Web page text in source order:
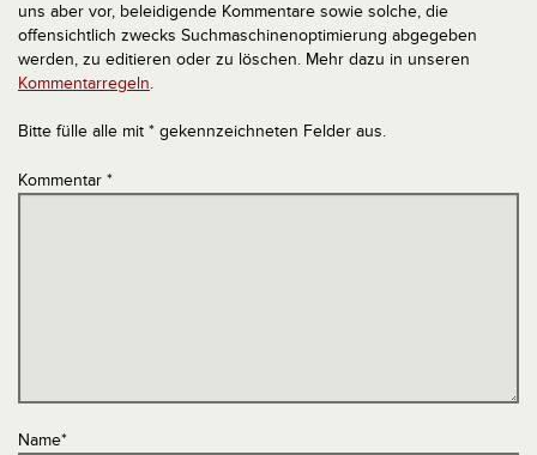
uns aber vor, beleidigende Kommentare sowie solche, die
offensichtlich zwecks Suchmaschinenoptimierung abgegeben
werden, zu editieren oder zu löschen. Mehr dazu in unseren
Kommentarregeln.
Bitte fülle alle mit * gekennzeichneten Felder aus.
Kommentar *
Name*